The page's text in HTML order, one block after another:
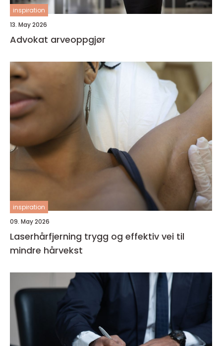
inspiration
13. May 2026
Advokat arveoppgjør
inspiration
09. May 2026
Laserhårfjerning trygg og effektiv vei til
mindre hårvekst